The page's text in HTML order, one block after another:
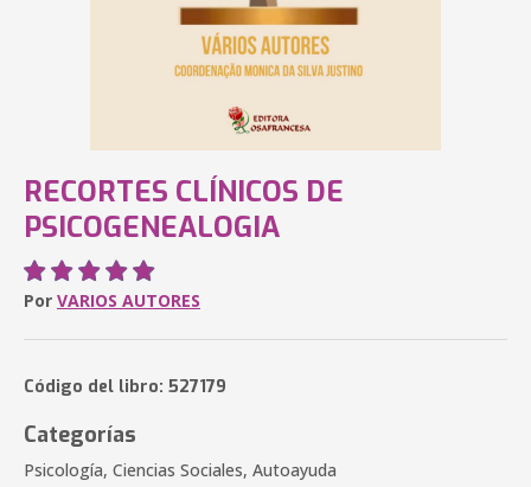
RECORTES CLÍNICOS DE
PSICOGENEALOGIA
Por VARIOS AUTORES
Código del libro: 527179
Categorías
Psicología, Ciencias Sociales, Autoayuda